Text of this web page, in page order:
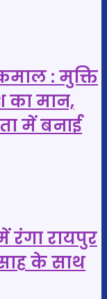
: मुक्ति
का मान,
में बनाई
रायपुर
के साथ